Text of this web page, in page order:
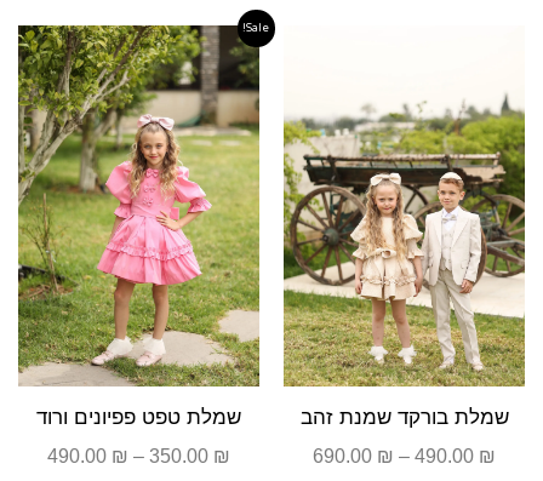
שמלת בורקד שמנת זהב
490.00 ₪
–
690.00 ₪
מחירים:
Sale!
שמלת טפט פפיונים ורוד
350.00 ₪
–
490.00 ₪
טווח
עד